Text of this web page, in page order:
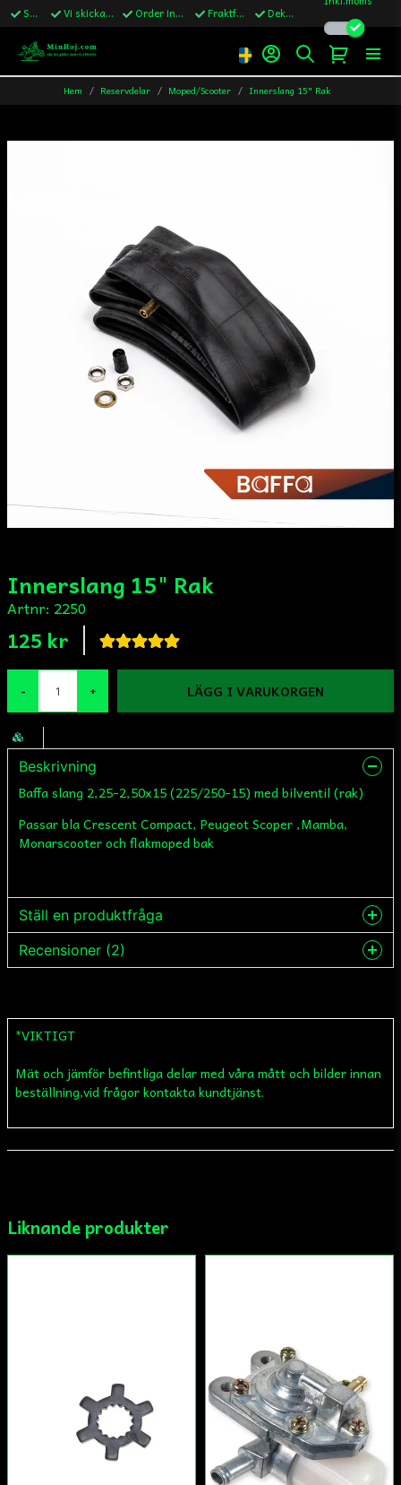
Snabba leveranser Vi skickar till Sverige,Danmark & Finland Order innan kl.13 skickas samma vardag Fraktfritt över 1200kr till Sverige Dekaler ingår i alla ordrar
Hem Reservdelar Moped/Scooter Innerslang 15" Rak
Innerslang 15" Rak
Artnr: 2250
125 kr
- + LÄGG I VARUKORGEN
Beskrivning
Baffa slang 2,25-2,50x15 (225/250-15) med bilventil (rak)
Passar bla Crescent Compact, Peugeot Scoper ,Mamba,
Monarscooter och flakmoped bak
Ställ en produktfråga
question
Fråga oss något om denna produkten...
email
Mejladress
Skicka fråga
Recensioner (2)
för 1 år sedan
för 1 år sedan
Fyller sin funktion
*VIKTIGT
Mät och jämför befintliga delar med våra mått och bilder innan
beställning,vid frågor kontakta kundtjänst.
Liknande produkter